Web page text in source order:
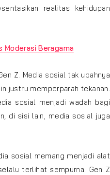
realitas kehidupan
Moderasi Beragama
Z. Media sosial tak ubahnya
justru memperparah tekanan.
sosial menjadi wadah bagi
di sisi lain, media sosial juga
sosial memang menjadi alat
terlihat sempurna. Gen Z